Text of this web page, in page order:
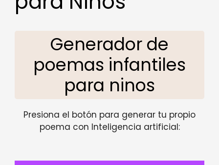
Generador de
poemas infantiles
para ninos
Presiona el botón para generar tu propio
poema con Inteligencia artificial: